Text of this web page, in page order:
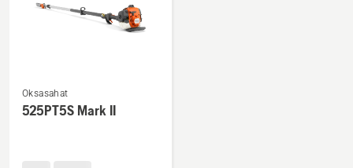
lisätietoja
Oksasahat
525PT5S Mark II